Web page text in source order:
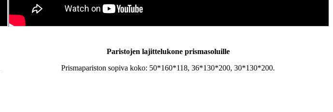
Paristojen lajittelukone prismasoluille
Prismapariston sopiva koko: 50*160*118, 36*130*200, 30*130*200.